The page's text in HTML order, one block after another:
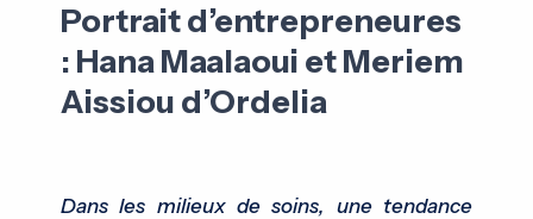
Portrait d’entrepreneures
: Hana Maalaoui et Meriem
Aissiou d’Ordelia
Dans les milieux de soins, une tendance